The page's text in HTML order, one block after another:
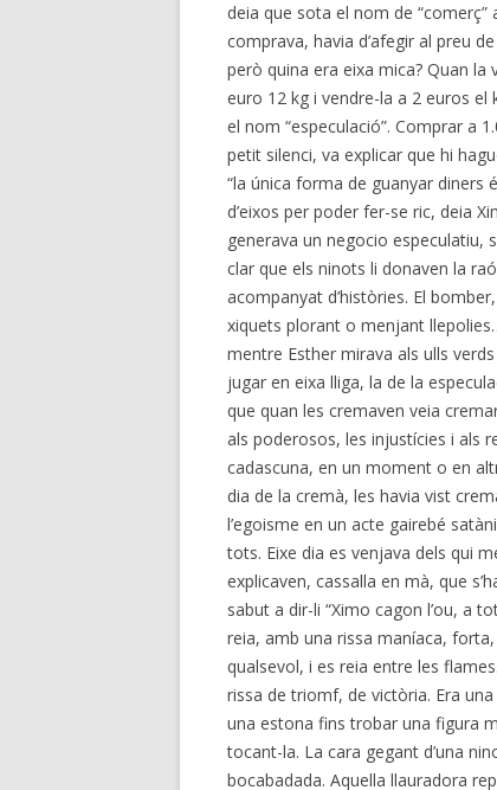
deia que sota el nom de
comprava, havia d’afegir al preu
però quina era eixa mica? Quan la
euro 12 kg i vendre-la a 2 euros el
el nom “especulació”. Comprar a
petit silenci, va explicar que hi
“la única forma de guanyar diners
d’eixos per poder fer-se ric, deia
generava un negocio especulatiu,
clar que els ninots li donaven la
acompanyat d’històries. El
xiquets plorant o menjant
mentre Esther mirava als ulls
jugar en eixa lliga, la de la
que quan les cremaven veia
als poderosos, les injustícies i als
cadascuna, en un moment o en
dia de la cremà, les havia vist
l’egoisme en un acte gairebé
tots. Eixe dia es venjava dels qui
explicaven, cassalla en mà, que
sabut a dir-li “Ximo cagon l’ou, a
reia, amb una rissa maníaca,
qualsevol, i es reia entre les
rissa de triomf, de victòria. Era
una estona fins trobar una figura
tocant-la. La cara gegant d’una
bocabadada. Aquella llauradora